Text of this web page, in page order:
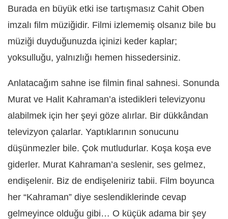
Burada en büyük etki ise tartışmasız Cahit Oben
imzalı film müziğidir. Filmi izlememiş olsanız bile bu
müziği duyduğunuzda içinizi keder kaplar;
yoksulluğu, yalnızlığı hemen hissedersiniz.
Anlatacağım sahne ise filmin final sahnesi. Sonunda
Murat ve Halit Kahraman’a istedikleri televizyonu
alabilmek için her şeyi göze alırlar. Bir dükkândan
televizyon çalarlar. Yaptıklarının sonucunu
düşünmezler bile. Çok mutludurlar. Koşa koşa eve
giderler. Murat Kahraman’a seslenir, ses gelmez,
endişelenir. Biz de endişeleniriz tabii. Film boyunca
her “Kahraman” diye seslendiklerinde cevap
gelmeyince olduğu gibi… O küçük adama bir şey